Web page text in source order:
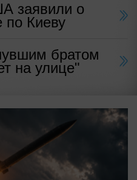
заявили о
по Киеву
братом
на улице"